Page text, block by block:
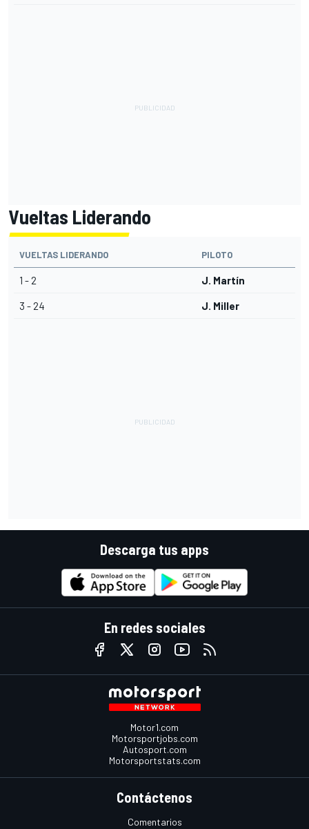
Vueltas Liderando
VUELTAS LIDERANDO PILOTO
1 - 2 J. Martín
3 - 24 J. Miller
Descarga tus apps
En redes sociales
Motor1.com
Motorsportjobs.com
Autosport.com
Motorsportstats.com
Contáctenos
Comentarios